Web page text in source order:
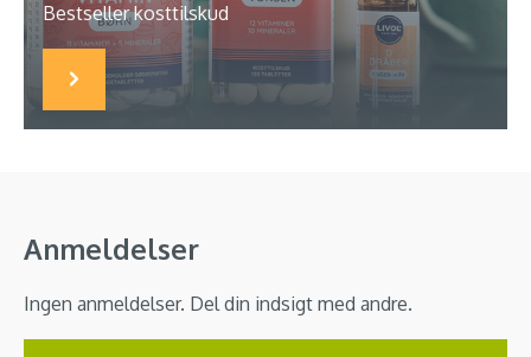
Bestseller kosttilskud
Anmeldelser
Ingen anmeldelser. Del din indsigt med andre.